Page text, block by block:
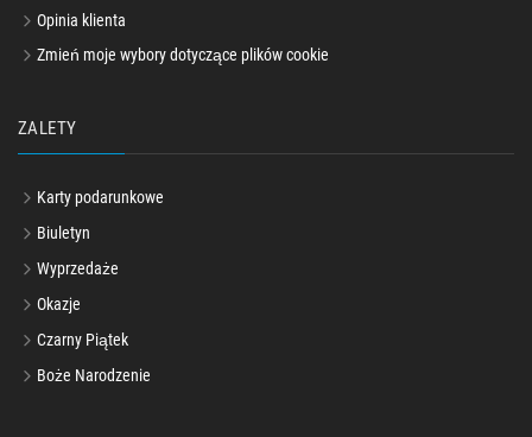
Opinia klienta
Zmień moje wybory dotyczące plików cookie
ZALETY
Karty podarunkowe
Biuletyn
Wyprzedaże
Okazje
Czarny Piątek
Boże Narodzenie